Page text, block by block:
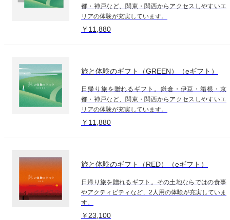
都・神戸など、関東・関西からアクセスしやすいエ
リアの体験が充実しています。
￥11,880
旅と体験のギフト（GREEN）（eギフト）
日帰り旅を贈れるギフト。鎌倉・伊豆・箱根・京
都・神戸など、関東・関西からアクセスしやすいエ
リアの体験が充実しています。
￥11,880
旅と体験のギフト（RED）（eギフト）
日帰り旅を贈れるギフト。その土地ならではの食事
やアクティビティなど、2人用の体験が充実していま
す。
￥23,100